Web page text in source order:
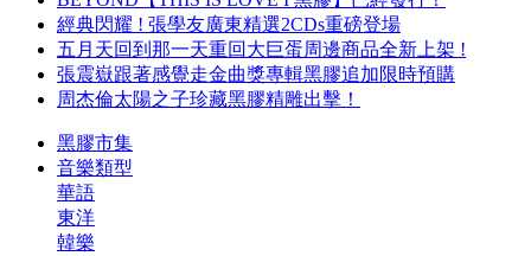
經典閃耀 ! 張學友廣東精選2CDs重磅登場
五月天回到那一天重回大巨蛋周邊商品全新上架 !
張震嶽跟著感覺走金曲獎專輯黑膠追加限時預購
周杰倫太陽之子珍藏黑膠精雕出擊！
黑膠市集
音樂類型
華語
東洋
韓樂